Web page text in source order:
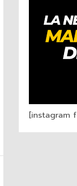
[instagram